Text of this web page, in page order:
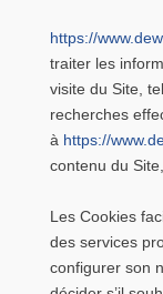
https://
traiter les
visite du Site,
recherches
à https://
contenu du
Les Cookies
des services
configurer son